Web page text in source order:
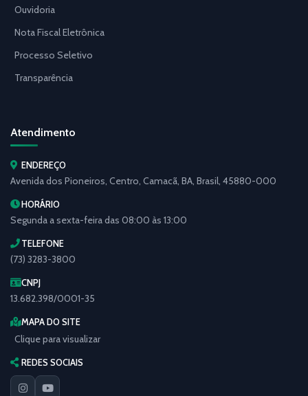
Ouvidoria
Nota Fiscal Eletrônica
Processo Seletivo
Transparência
Atendimento
ENDEREÇO
Avenida dos Pioneiros, Centro, Camacã, BA, Brasil, 45880-000
HORÁRIO
Segunda a sexta-feira das 08:00 às 13:00
TELEFONE
(73) 3283-3800
CNPJ
13.682.398/0001-35
MAPA DO SITE
Clique para visualizar
REDES SOCIAIS